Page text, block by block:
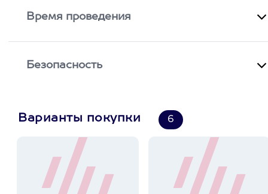
Время проведения
Безопасность
Варианты покупки 6